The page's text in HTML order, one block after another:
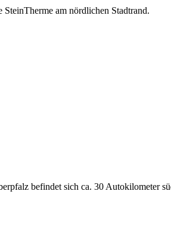
am nördlichen Stadtrand.
befindet sich ca. 30 Autokilometer